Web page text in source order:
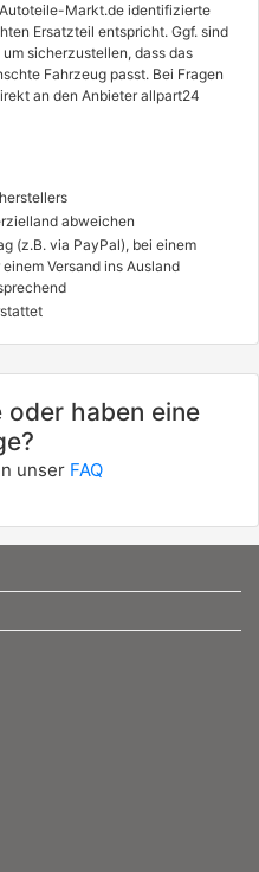
Markt.de identifizierte
Ersatzteil entspricht. Ggf. sind
sicherzustellen, dass das
Fahrzeug passt. Bei Fragen
an den Anbieter allpart24
abweichen
(z.B. via PayPal), bei einem
Versand ins Ausland
oder haben eine
unser FAQ